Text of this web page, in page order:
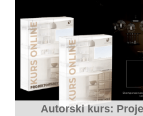
Autorski kurs: